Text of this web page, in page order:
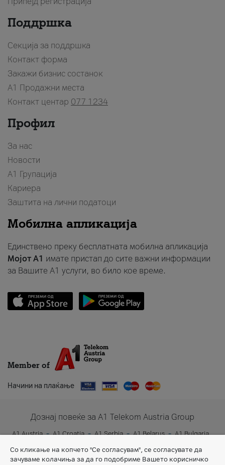
Поддршка
Секција за поддршка
Контакт форма
Закажи бизнис состанок
A1 Продажни места
Контакт центар 077 1234
Профил
За нас
Новости
А1 Групација
Кариера
Заштита на лични податоци
Мобилна апликација
Единствено преку бесплатната мобилна апликација
Мојот A1 имате пристап до сите важни информации
за Вашите A1 услуги, во било кое време.
Member of
Начини на плаќање
Дознај повеќе за A1 Telekom Austria Group
A1 Austria A1 Croatia A1 Serbia A1 Belarus
A1 Bulgaria
A1 Slovenia
A1 Digital
Со кликање на копчето "Се согласувам", се согласувате да
зачуваме колачиња за да го подобриме Вашето корисничко